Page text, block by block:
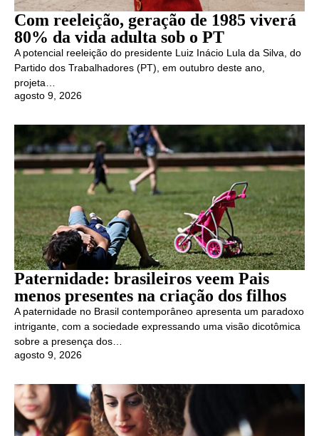
Com reeleição, geração de 1985 viverá
80% da vida adulta sob o PT
A potencial reeleição do presidente Luiz Inácio Lula da Silva, do
Partido dos Trabalhadores (PT), em outubro deste ano,
projeta…
agosto 9, 2026
Paternidade: brasileiros veem Pais
menos presentes na criação dos filhos
A paternidade no Brasil contemporâneo apresenta um paradoxo
intrigante, com a sociedade expressando uma visão dicotômica
sobre a presença dos…
agosto 9, 2026